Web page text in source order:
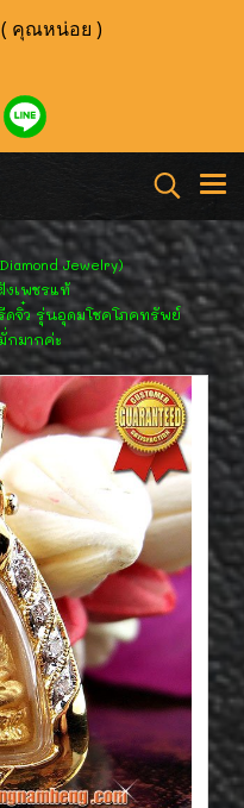
( คุณหน่อย )
Jewelry)
งเพชรแท้
ดจิ๋ว รุ่นอุดมโชคโภคทรัพย์
กมากค่ะ